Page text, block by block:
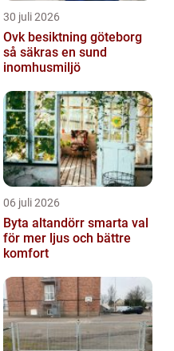
30 juli 2026
Ovk besiktning göteborg
så säkras en sund
inomhusmiljö
06 juli 2026
Byta altandörr smarta val
för mer ljus och bättre
komfort